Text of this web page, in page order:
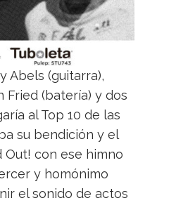
Abels (guitarra),
Fried (batería) y dos
al Top 10 de las
su bendición y el
Out! con ese himno
y homónimo
el sonido de actos